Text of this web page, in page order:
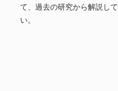
て、過去の研究から解説し
い。